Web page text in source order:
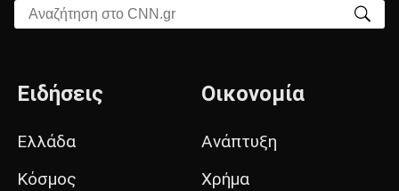
Αναζήτηση στο CNN.gr
Ειδήσεις
Ελλάδα
Κόσμος
Οικονομία
Ανάπτυξη
Χρήμα